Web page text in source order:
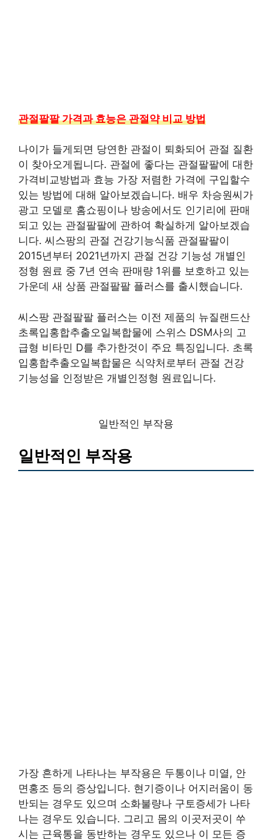
관절팔팔 가격과 효능은 관절약 비교 방법
나이가 들게되면 당연한 관절이 퇴화되어 관절 질환
이 찾아오게됩니다. 관절에 좋다는 관절팔팔에 대한
가격비교방법과 효능 가장 저렴한 가격에 구입할수
있는 방법에 대해 알아보겠습니다. 배우 차승원씨가
광고 모델로 홈쇼핑이나 방송에서도 인기리에 판매
되고 있는 관절팔팔에 관하여 확실하게 알아보겠습
니다. 씨스팡의 관절 건강기능식품 관절팔팔이
2015년부터 2021년까지 관절 건강 기능성 개별인
정형 원료 중 7년 연속 판매량 1위를 보호하고 있는
가운데 새 상품 관절팔팔 플러스를 출시했습니다.
씨스팡 관절팔팔 플러스는 이전 제품의 뉴질랜드산
초록입홍합추출오일복합물에 스위스 DSM사의 고
급형 비타민 D를 추가한것이 주요 특징입니다. 초록
입홍합추출오일복합물은 식약처로부터 관절 건강
기능성을 인정받은 개별인정형 원료입니다.
일반적인 부작용
일반적인 부작용
가장 흔하게 나타나는 부작용은 두통이나 미열, 안
면홍조 등의 증상입니다. 현기증이나 어지러움이 동
반되는 경우도 있으며 소화불량나 구토증세가 나타
나는 경우도 있습니다. 그리고 몸의 이곳저곳이 쑤
시는 근육통을 동반하는 경우도 있으나 이 모든 증